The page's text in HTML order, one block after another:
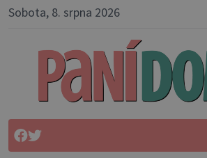
Sobota, 8. srpna 2026